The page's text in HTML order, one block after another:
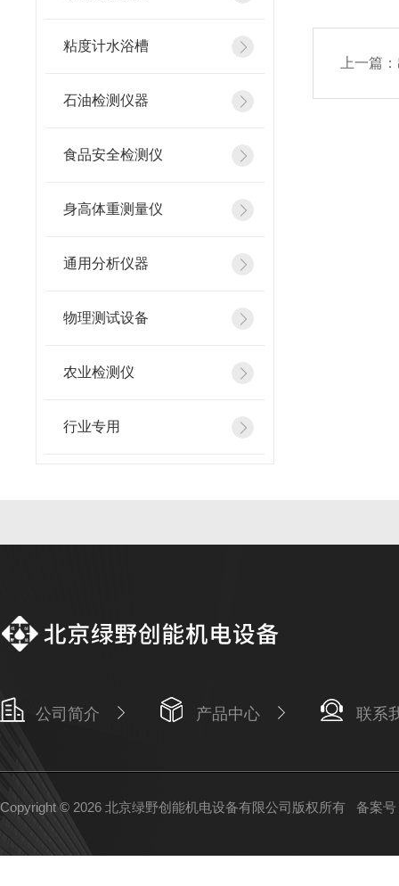
粘度计水浴槽
石油检测仪器
食品安全检测仪
身高体重测量仪
通用分析仪器
物理测试设备
农业检测仪
行业专用
上一篇：
公司简介 产品中心 联系
Copyright © 2026 北京绿野创能机电设备有限公司版权所有 备案